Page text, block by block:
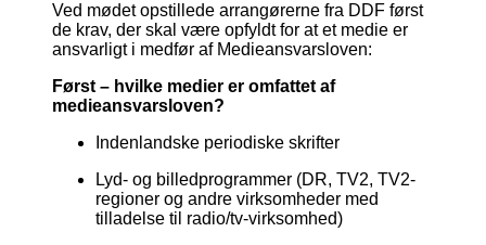
Ved mødet opstillede arrangørerne fra DDF først
de krav, der skal være opfyldt for at et medie er
ansvarligt i medfør af Medieansvarsloven:
Først – hvilke medier er omfattet af
medieansvarsloven?
Indenlandske periodiske skrifter
Lyd- og billedprogrammer (DR, TV2, TV2-
regioner og andre virksomheder med
tilladelse til radio/tv-virksomhed)